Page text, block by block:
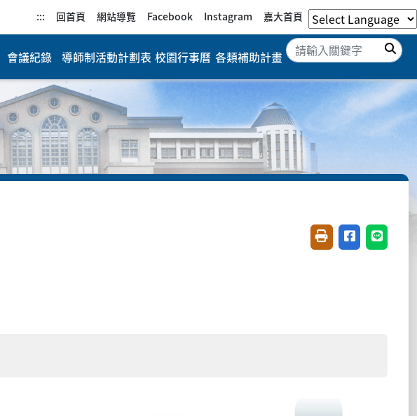
::: 回首頁 網站導覽 Facebook Instagram 嘉大首頁
會議紀錄 導師制活動計劃表 校園行事曆 各類補助計畫
搜
友善列印(開新視窗)
分享至臉書(
分享至